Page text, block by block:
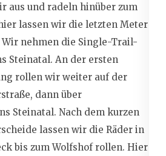
aus und radeln hinüber zum
lassen wir die letzten Meter
Wir nehmen die Single-Trail-
Steinatal. An der ersten
rollen wir weiter auf der
dann über
Steinatal. Nach dem kurzen
lassen wir die Räder in
bis zum Wolfshof rollen. Hier